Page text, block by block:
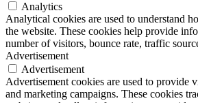
Analytics
Analytical cookies are used to understand
the website. These cookies help provide
number of visitors, bounce rate, traffic
Advertisement
Advertisement
Advertisement cookies are used to provide
and marketing campaigns. These cookies